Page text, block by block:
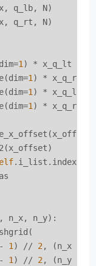
q_lb, N)
q_rt, N)
1 ) * x_q_lt
1 ) * x_q_rb
1 ) * x_q_lb
1 ) * x_q_rt
n_x, n_y):
1 ) // 2 , (n_x -
1 ) // 2 , (n_y -